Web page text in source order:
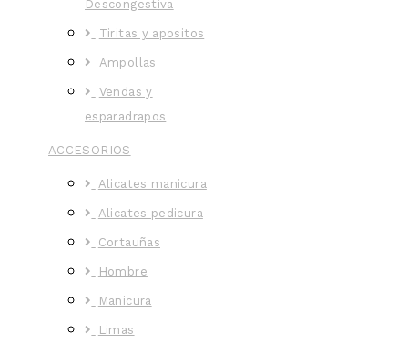
Descongestiva
Tiritas y apositos
Ampollas
Vendas y
esparadrapos
ACCESORIOS
Alicates manicura
Alicates pedicura
Cortauñas
Hombre
Manicura
Limas